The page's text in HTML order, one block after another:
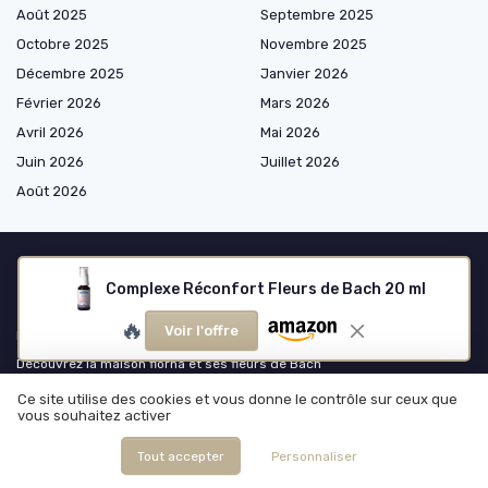
Complexe Réconfort Fleurs de Bach 20 ml
🔥 Voir l'offre
Août 2025
Septembre 2025
Octobre 2025
Novembre 2025
Décembre 2025
Janvier 2026
Février 2026
Mars 2026
Avril 2026
Mai 2026
Juin 2026
Juillet 2026
Août 2026
Les plus lus
Fleur de bach minceur : un allié naturel pour la perte de poids
Découvrez la maison florna et ses fleurs de Bach
Les bienfaits de la fleur de bach star of bethleem
Avis sur les fleurs de Bach Florna : ce que vous devez savoir
Les fleurs de Bach pour soulager la ménopause
Ce site utilise des cookies et vous donne le contrôle sur ceux que
vous souhaitez activer
Tout accepter Personnaliser